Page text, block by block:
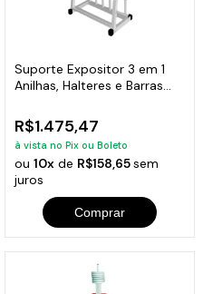
Suporte Expositor 3 em 1
Anilhas, Halteres e Barras
R$1.475,47
à vista no Pix ou Boleto
ou 10xde R$158,65sem
juros
Comprar